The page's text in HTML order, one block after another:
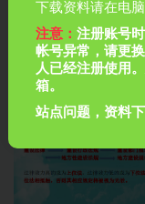
资料员培训施工试验
下载资料请在电
注意：注册账号
帐号异常，请更
人已经注册使用
箱。
站点问题，资料